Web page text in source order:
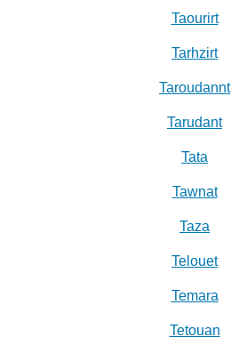
Taourirt
Tarhzirt
Taroudannt
Tarudant
Tata
Tawnat
Taza
Telouet
Temara
Tetouan